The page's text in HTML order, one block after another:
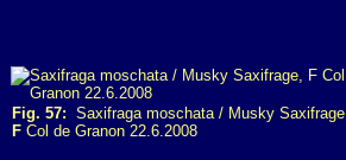
Fig. 57: Saxifraga moschata / Musky Saxifrage
F Col de Granon 22.6.2008